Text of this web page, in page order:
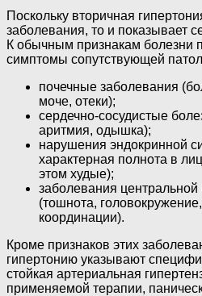
Поскольку вторичная
заболевания, то и показывает
К обычным признакам болезни
симптомы сопутствующей
почечные заболевания
моче, отеки);
сердечно-сосудистые
аритмия, одышка);
нарушения эндокринной
характерная полнота в
этом худые);
заболевания
(тошнота,
координации).
Кроме признаков этих
гипертонию указывают
стойкая артериальная
применяемой терапии,